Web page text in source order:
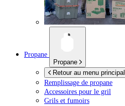
Propane
Propane
Retour au menu principal
Remplissage de propane
Accessoires pour le gril
Grils et fumoirs